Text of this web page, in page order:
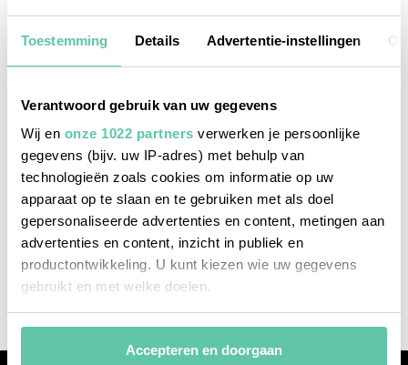
Toestemming Details Advertentie-instellingen
Verantwoord gebruik van uw gegevens
Wij en onze 1022 partners verwerken je persoonlijke
gegevens (bijv. uw IP-adres) met behulp van
technologieën zoals cookies om informatie op uw
apparaat op te slaan en te gebruiken met als doel
gepersonaliseerde advertenties en content, metingen aan
advertenties en content, inzicht in publiek en
productontwikkeling. U kunt kiezen wie uw gegevens
gebruikt en met welke doelen.
Als u het toestaat, willen we ook graag:
Informatie verzamelen over uw geografische
Accepteren en doorgaan
reisinspiratie
Drijvend street art-museum op de Seine
2 JUNI 2019